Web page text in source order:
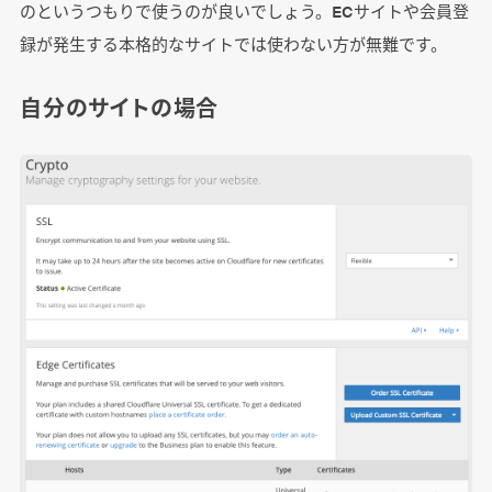
のというつもりで使うのが良いでしょう。ECサイトや会員登
録が発生する本格的なサイトでは使わない方が無難です。
自分のサイトの場合